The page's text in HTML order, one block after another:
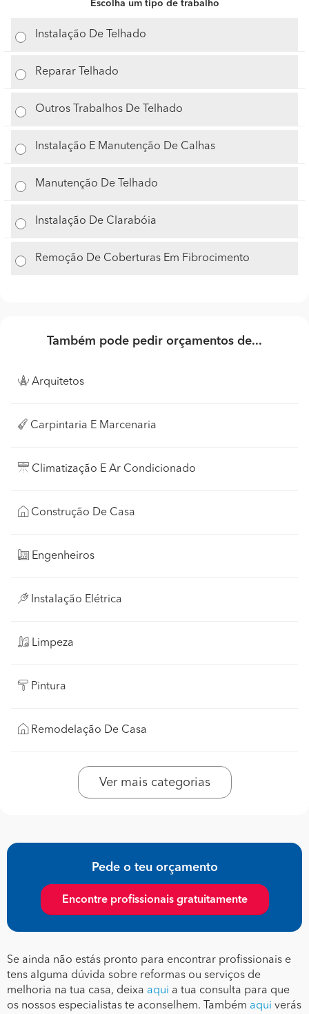
Escolha um tipo de trabalho
Instalação De Telhado
Reparar Telhado
Outros Trabalhos De Telhado
Instalação E Manutenção De Calhas
Manutenção De Telhado
Instalação De Clarabóia
Remoção De Coberturas Em Fibrocimento
Também pode pedir orçamentos de...
Arquitetos
Carpintaria E Marcenaria
Climatização E Ar Condicionado
Construção De Casa
Engenheiros
Instalação Elétrica
Limpeza
Pintura
Remodelação De Casa
Ver mais categorias
Pede o teu orçamento
Encontre profissionais gratuitamente
Se ainda não estás pronto para encontrar profissionais e
tens alguma dúvida sobre reformas ou serviços de
melhoria na tua casa, deixa aqui a tua consulta para que
os nossos especialistas te aconselhem. Também aqui verás